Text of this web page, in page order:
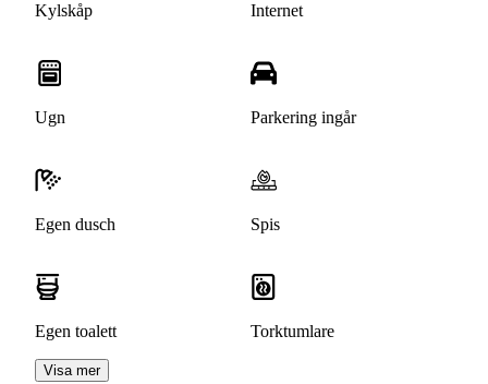
Kylskåp Internet
Ugn Parkering ingår
Egen dusch Spis
Egen toalett Torktumlare
Visa mer